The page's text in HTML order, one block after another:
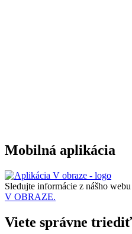
Mobilná aplikácia
Sledujte informácie z nášho
V OBRAZE.
Viete správne